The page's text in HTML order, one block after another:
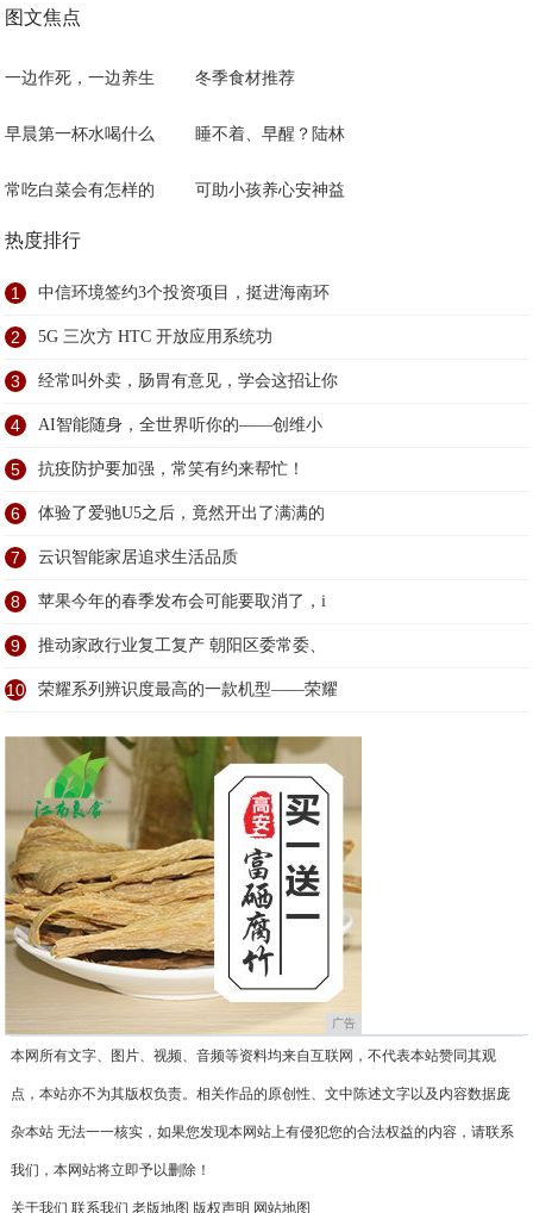
图文焦点
一边作死，一边养生 冬季食材推荐
早晨第一杯水喝什么 睡不着、早醒？陆林
常吃白菜会有怎样的 可助小孩养心安神益
热度排行
1 中信环境签约3个投资项目，挺进海南环
2 5G 三次方 HTC 开放应用系统功
3 经常叫外卖，肠胃有意见，学会这招让你
4 AI智能随身，全世界听你的——创维小
5 抗疫防护要加强，常笑有约来帮忙！
6 体验了爱驰U5之后，竟然开出了满满的
7 云识智能家居追求生活品质
8 苹果今年的春季发布会可能要取消了，i
9 推动家政行业复工复产 朝阳区委常委、
10 荣耀系列辨识度最高的一款机型——荣耀
广告
本网所有文字、图片、视频、音频等资料均来自互联网，不代表本站赞同其观
点，本站亦不为其版权负责。相关作品的原创性、文中陈述文字以及内容数据庞
杂本站 无法一一核实，如果您发现本网站上有侵犯您的合法权益的内容，请联系
我们，本网站将立即予以删除！
关于我们 联系我们 老版地图 版权声明 网站地图